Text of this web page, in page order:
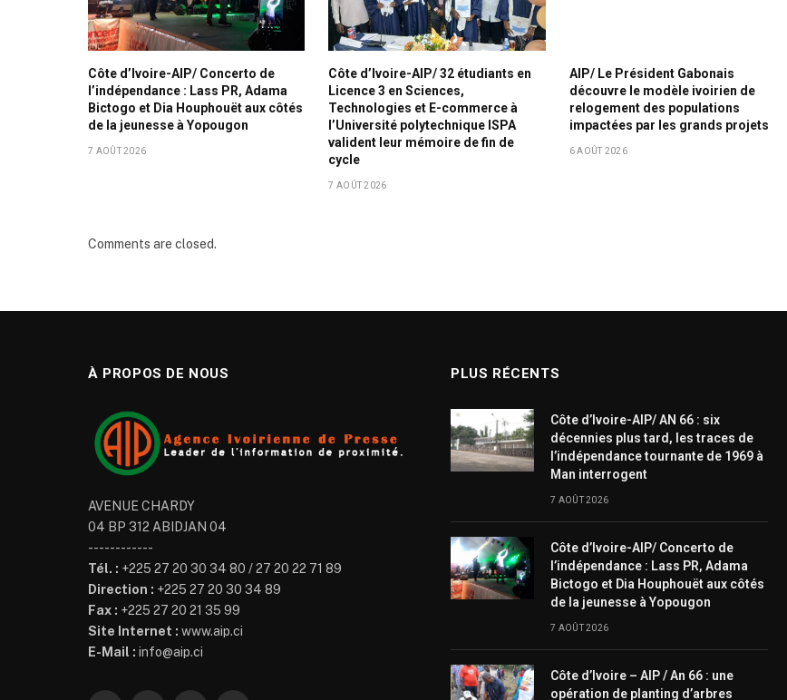
Côte d’Ivoire-AIP/ Concerto de
l’indépendance : Lass PR, Adama
Bictogo et Dia Houphouët aux côtés
de la jeunesse à Yopougon
7 AOÛT 2026
Côte d’Ivoire-AIP/ 32 étudiants en
Licence 3 en Sciences,
Technologies et E-commerce à
l’Université polytechnique ISPA
valident leur mémoire de fin de
cycle
7 AOÛT 2026
AIP/ Le Président Gabonais
découvre le modèle ivoirien de
relogement des populations
impactées par les grands projets
6 AOÛT 2026
Comments are closed.
À PROPOS DE NOUS
AVENUE CHARDY
04 BP 312 ABIDJAN 04
------------
Tél. : +225 27 20 30 34 80 / 27 20 22 71 89
Direction : +225 27 20 30 34 89
Fax : +225 27 20 21 35 99
Site Internet : www.aip.ci
E-Mail : info@aip.ci
PLUS RÉCENTS
Côte d’Ivoire-AIP/ AN 66 : six
décennies plus tard, les traces de
l’indépendance tournante de 1969 à
Man interrogent
7 AOÛT 2026
Côte d’Ivoire-AIP/ Concerto de
l’indépendance : Lass PR, Adama
Bictogo et Dia Houphouët aux côtés
de la jeunesse à Yopougon
7 AOÛT 2026
Côte d’Ivoire – AIP / An 66 : une
opération de planting d’arbres